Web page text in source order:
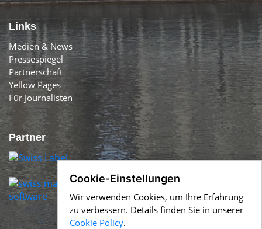
Links
Medien & News
Pressespiegel
Partnerschaft
Yellow Pages
Für Journalisten
Partner
Cookie-Einstellungen
Wir verwenden Cookies, um Ihre Erfahrung
zu verbessern. Details finden Sie in unserer
Cookie Policy.